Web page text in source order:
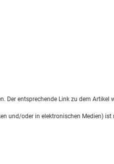
entsprechende Link zu dem Artikel
und/oder in elektronischen Medien)